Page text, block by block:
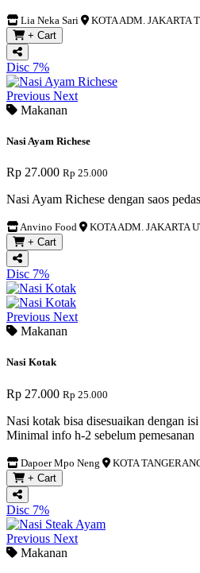
Lia Neka Sari
KOTA ADM. JAKARTA
+ Cart
Disc 7%
Previous Next
Makanan
Nasi Ayam Richese
Rp 27.000 Rp 25.000
Nasi Ayam Richese dengan saos pedas
Anvino Food
KOTA ADM. JAKARTA
+ Cart
Disc 7%
Previous Next
Makanan
Nasi Kotak
Rp 27.000 Rp 25.000
Nasi kotak bisa disesuaikan dengan
Minimal info h-2 sebelum pemesanan
Dapoer Mpo Neng
KOTA
+ Cart
Disc 7%
Previous Next
Makanan